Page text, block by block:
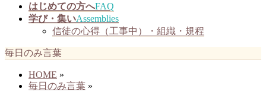
はじめての方へFAQ
学び・集いAssemblies
信徒の心得（工事中）・組織・規程
毎日のみ言葉
HOME »
毎日のみ言葉 »